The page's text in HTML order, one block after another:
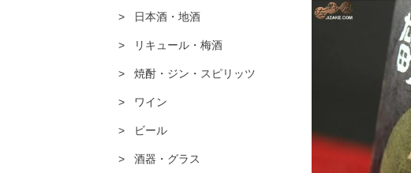
日本酒・地酒
リキュール・梅酒
焼酎・ジン・スピリッツ
ワイン
ビール
酒器・グラス